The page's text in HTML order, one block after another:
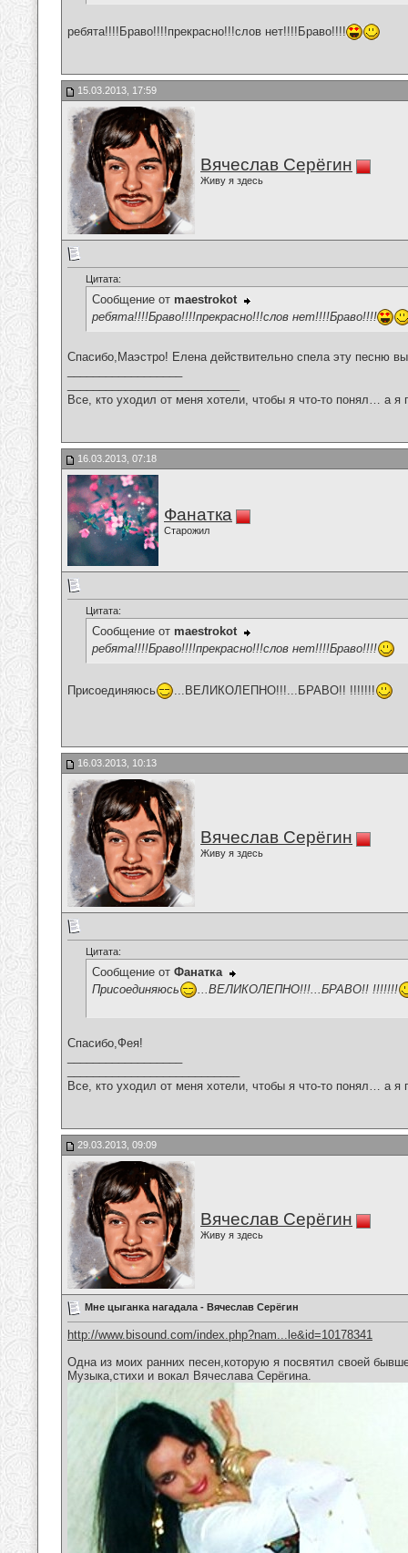
ребята!!!!Браво!!!!прекрасно!!!слов нет!!!!Браво!!!!
15.03.2013, 17:59
Вячеслав Серёгин
Живу я здесь
Цитата:
Сообщение от maestrokot
ребята!!!!Браво!!!!прекрасно!!!слов нет!!!!Браво!!!!
Спасибо,Маэстро! Елена действительно спела эту песню
Все, кто уходил от меня хотели, чтобы я что-то понял… а
16.03.2013, 07:18
Фанатка
Старожил
Цитата:
Сообщение от maestrokot
ребята!!!!Браво!!!!прекрасно!!!слов нет!!!!Браво!!!!
Присоединяюсь ...ВЕЛИКОЛЕПНО!!!...БРАВО!! !!!!!!!
16.03.2013, 10:13
Вячеслав Серёгин
Живу я здесь
Цитата:
Сообщение от Фанатка
Присоединяюсь
...ВЕЛИКОЛЕПНО!!!...БРАВО!! !!!!!!!
Спасибо,Фея!
Все, кто уходил от меня хотели, чтобы я что-то понял… а
29.03.2013, 09:09
Вячеслав Серёгин
Живу я здесь
Мне цыганка нагадала - Вячеслав Серёгин
http://www.bisound.com/index.php?nam...le&id=10178341
Одна из моих ранних песен,которую я посвятил своей
Музыка,стихи и вокал Вячеслава Серёгина.